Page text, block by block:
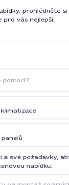
prohlédněte
vás nejlepší.
pomoci?
a své požadavky,
nabídku.